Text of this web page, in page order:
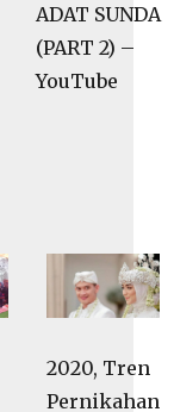
ADAT SUNDA
(PART 2) –
YouTube
2020, Tren
Pernikahan